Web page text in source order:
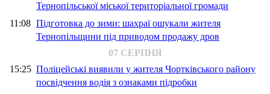
Тернопільської міської територіальної громади
11:08 Підготовка до зими: шахраї ошукали жителя
Тернопільщини під приводом продажу дров
07 СЕРПНЯ
15:25 Поліцейські виявили у жителя Чортківського району
посвідчення водія з ознаками підробки